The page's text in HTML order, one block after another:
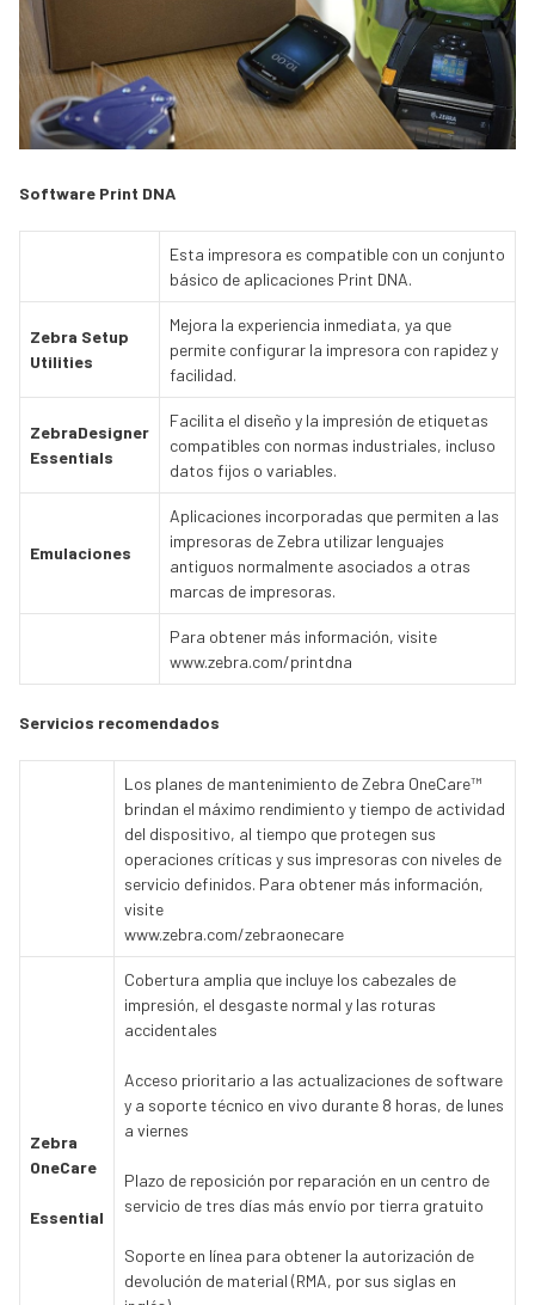
Software Print DNA
Esta impresora es compatible con un conjunto
básico de aplicaciones Print DNA.
Zebra Setup
Utilities
Mejora la experiencia inmediata, ya que
permite configurar la impresora con rapidez y
facilidad.
ZebraDesigner
Essentials
Facilita el diseño y la impresión de etiquetas
compatibles con normas industriales, incluso
datos fijos o variables.
Emulaciones
Aplicaciones incorporadas que permiten a las
impresoras de Zebra utilizar lenguajes
antiguos normalmente asociados a otras
marcas de impresoras.
Para obtener más información, visite
www.zebra.com/printdna
Servicios recomendados
Los planes de mantenimiento de Zebra OneCare™
brindan el máximo rendimiento y tiempo de actividad
del dispositivo, al tiempo que protegen sus
operaciones críticas y sus impresoras con niveles de
servicio definidos. Para obtener más información,
visite
www.zebra.com/zebraonecare
Zebra
OneCare
Essential
Cobertura amplia que incluye los cabezales de
impresión, el desgaste normal y las roturas
accidentales
Acceso prioritario a las actualizaciones de software
y a soporte técnico en vivo durante 8 horas, de lunes
a viernes
Plazo de reposición por reparación en un centro de
servicio de tres días más envío por tierra gratuito
Soporte en línea para obtener la autorización de
devolución de material (RMA, por sus siglas en